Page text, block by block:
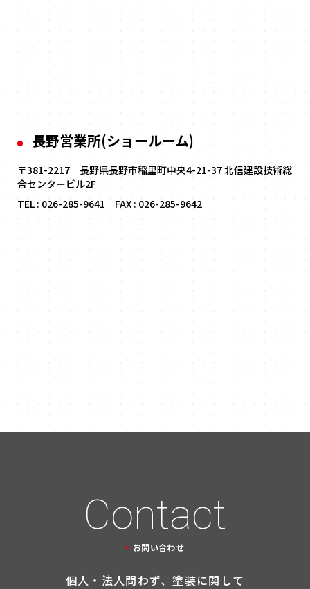
長野営業所(ショールーム)
〒381-2217 長野県長野市稲里町中央4-21-37 北信建設技術総
合センタービル2F
TEL : 026-285-9641 FAX : 026-285-9642
Contact
お問い合わせ
個人・法人問わず、塗装に関して